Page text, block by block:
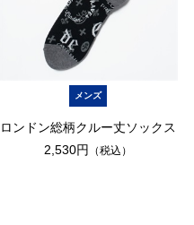
メンズ
ロンドン総柄クルー丈ソックス
2,530円
（税込）